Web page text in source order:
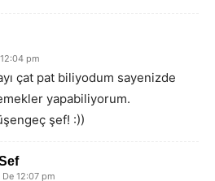
pm
çat pat biliyodum sayenizde
yapabiliyorum.
şef! :))
12:07 pm